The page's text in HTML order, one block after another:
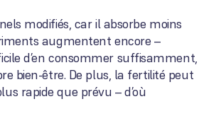
modifiés, car il absorbe moins
augmentent encore –
d’en consommer suffisamment,
bien-être. De plus, la fertilité peut
rapide que prévu – d’où